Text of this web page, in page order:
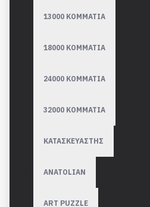
13000 ΚΟΜΜΑΤΙΑ
18000 ΚΟΜΜΑΤΙΑ
24000 ΚΟΜΜΑΤΙΑ
32000 ΚΟΜΜΑΤΙΑ
ΚΑΤΑΣΚΕΥΑΣΤΗΣ
ANATOLIAN
ART PUZZLE